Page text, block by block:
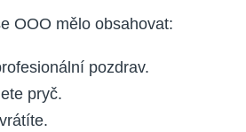
OOO mělo obsahovat:
pozdrav.
pryč.